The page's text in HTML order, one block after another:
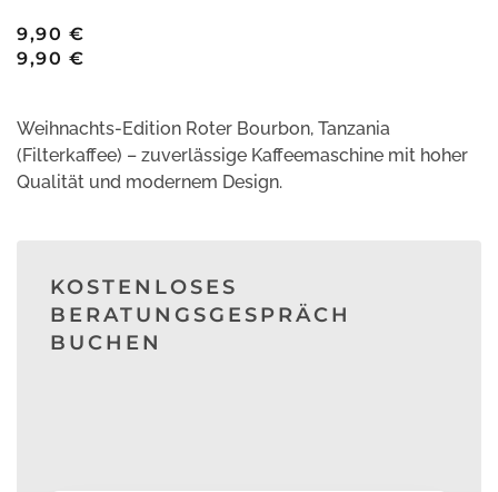
9,90 €
9,90 €
Weihnachts-Edition Roter Bourbon, Tanzania
(Filterkaffee) – zuverlässige Kaffeemaschine mit hoher
Qualität und modernem Design.
KOSTENLOSES
BERATUNGSGESPRÄCH
BUCHEN